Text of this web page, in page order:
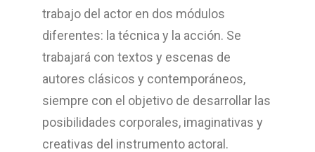
trabajo del actor en dos módulos
diferentes: la técnica y la acción. Se
trabajará con textos y escenas de
autores clásicos y contemporáneos,
siempre con el objetivo de desarrollar las
posibilidades corporales, imaginativas y
creativas del instrumento actoral.